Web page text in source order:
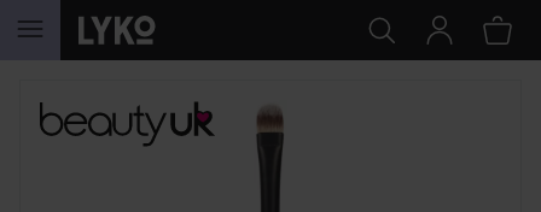
HOPPA TILL INNEHÅLLET
HOPPA ÖVER SEKTIONEN